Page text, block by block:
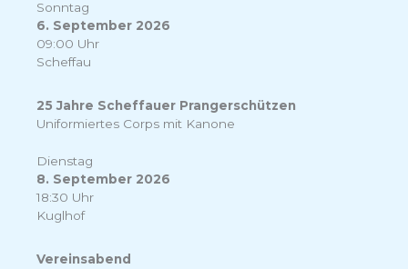
Sonntag
6. September 2026
09:00 Uhr
Scheffau
25 Jahre Scheffauer Prangerschützen
Uniformiertes Corps mit Kanone
Dienstag
8. September 2026
18:30 Uhr
Kuglhof
Vereinsabend